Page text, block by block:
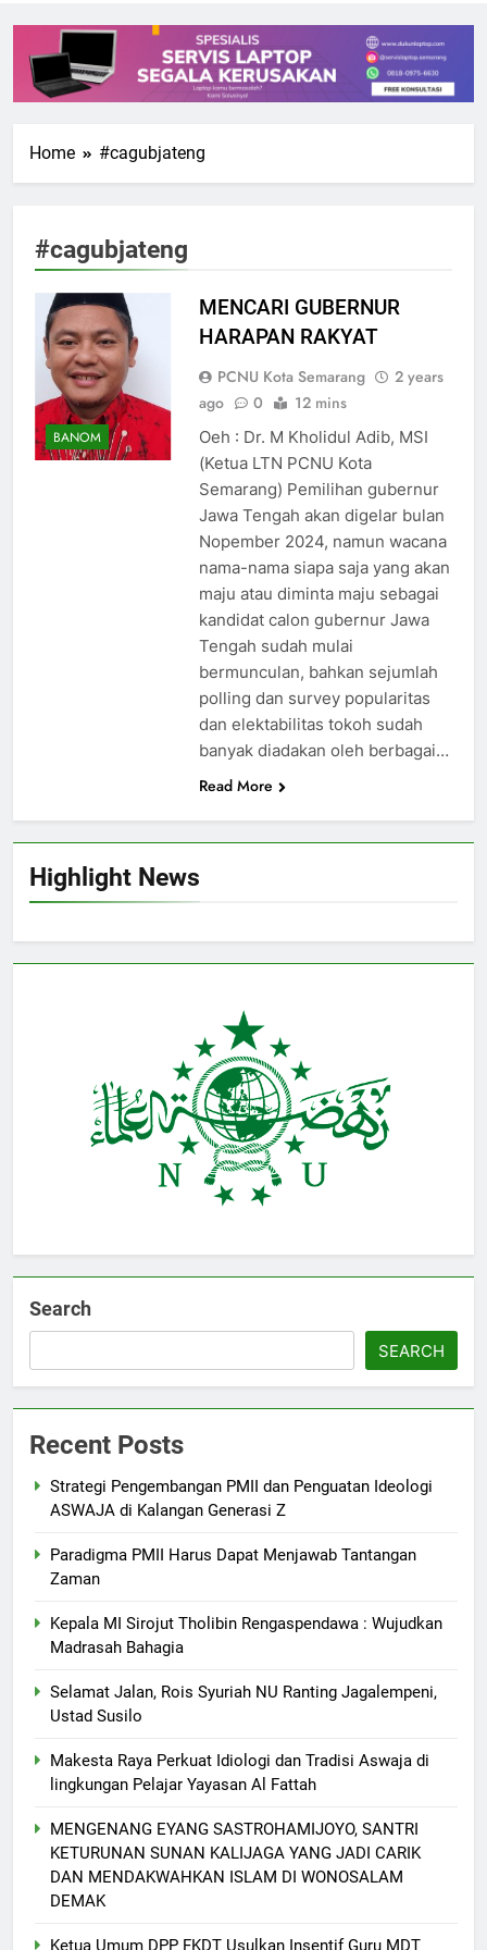
Home #cagubjateng
Highlight News
#cagubjateng
BANOM
MENCARI GUBERNUR
HARAPAN RAKYAT
PCNU Kota Semarang
2 years
ago
0 12 mins
Oeh : Dr. M Kholidul Adib, MSI
(Ketua LTN PCNU Kota
Semarang) Pemilihan gubernur
Jawa Tengah akan digelar bulan
Nopember 2024, namun wacana
nama-nama siapa saja yang akan
maju atau diminta maju sebagai
kandidat calon gubernur Jawa
Tengah sudah mulai
bermunculan, bahkan sejumlah
polling dan survey popularitas
dan elektabilitas tokoh sudah
banyak diadakan oleh berbagai…
Read More
Search
SEARCH
Recent Posts
Strategi Pengembangan PMII dan Penguatan Ideologi
ASWAJA di Kalangan Generasi Z
Paradigma PMII Harus Dapat Menjawab Tantangan
Zaman
Kepala MI Sirojut Tholibin Rengaspendawa : Wujudkan
Madrasah Bahagia
Selamat Jalan, Rois Syuriah NU Ranting Jagalempeni,
Ustad Susilo
Makesta Raya Perkuat Idiologi dan Tradisi Aswaja di
lingkungan Pelajar Yayasan Al Fattah
MENGENANG EYANG SASTROHAMIJOYO, SANTRI
KETURUNAN SUNAN KALIJAGA YANG JADI CARIK
DAN MENDAKWAHKAN ISLAM DI WONOSALAM
DEMAK
Ketua Umum DPP FKDT Usulkan Insentif Guru MDT